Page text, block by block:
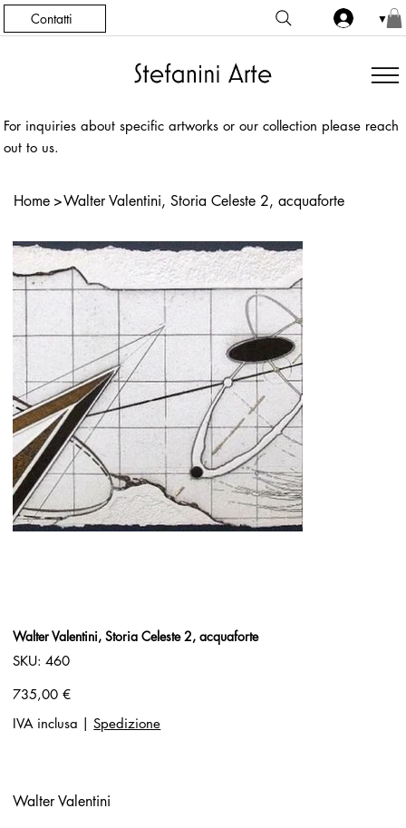
Contatti ▼
For inquiries about specific artworks or our collection please reach
out to us.
Home >Walter Valentini, Storia Celeste 2, acquaforte
Walter Valentini, Storia Celeste 2, acquaforte
SKU:
SKU
460
460
Prezzo
735,00 €
IVA inclusa
Spedizione
Walter Valentini